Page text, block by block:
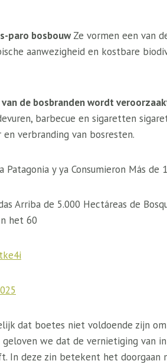
paro bosbouwZe vormen een van
aanwezigheid en kostbare
de bosbranden wordt
barbecue en sigaretten
verbranding van bosresten.
Patagonia y ya Consumieron Más de
Arriba de 5.000 Hectáreas de
het 60
dat boetes niet voldoende zijn
we dat de vernietiging van
In deze zin betekent het doorgaan